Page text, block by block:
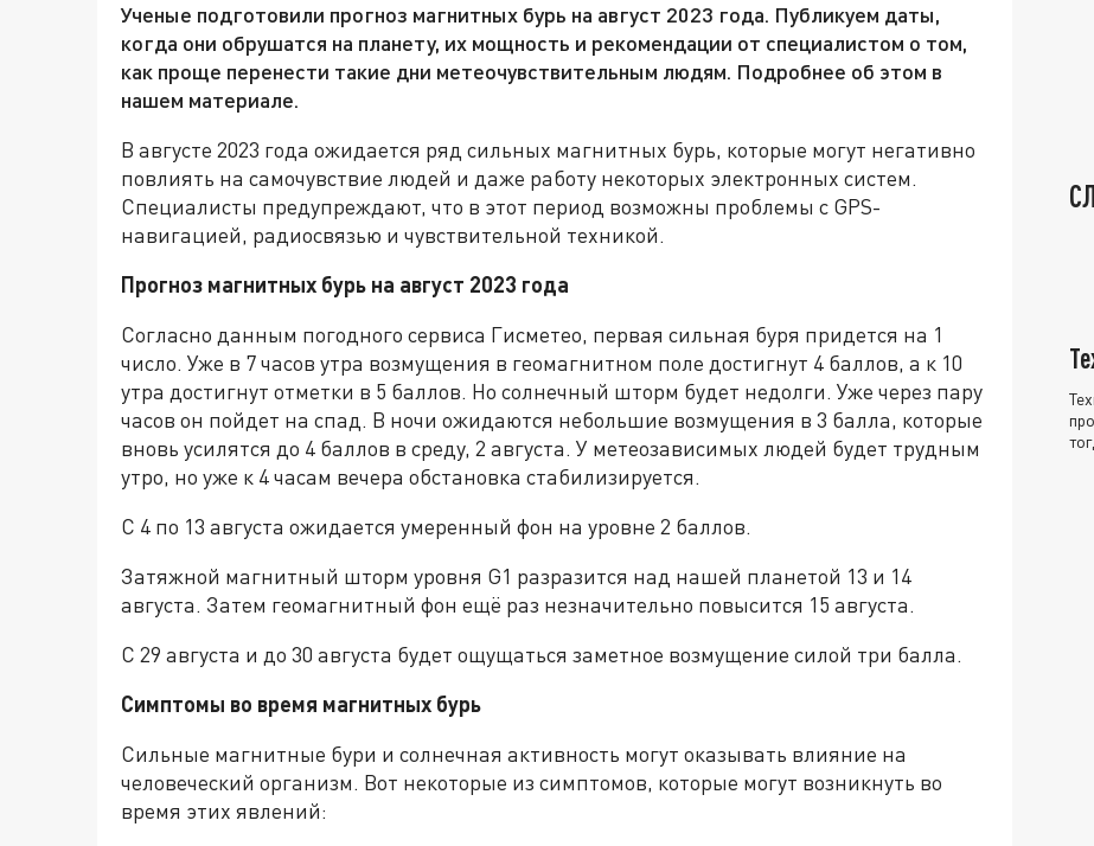
Ученые подготовили прогноз магнитных бурь на август 2023 года. Публикуем даты,
когда они обрушатся на планету, их мощность и рекомендации от специалистом о том,
как проще перенести такие дни метеочувствительным людям. Подробнее об этом в
нашем материале.
В августе 2023 года ожидается ряд сильных магнитных бурь, которые могут негативно
повлиять на самочувствие людей и даже работу некоторых электронных систем.
Специалисты предупреждают, что в этот период возможны проблемы с GPS-
навигацией, радиосвязью и чувствительной техникой.
Прогноз магнитных бурь на август 2023 года
Согласно данным погодного сервиса Гисметео, первая сильная буря придется на 1
число. Уже в 7 часов утра возмущения в геомагнитном поле достигнут 4 баллов, а к 10
утра достигнут отметки в 5 баллов. Но солнечный шторм будет недолги. Уже через пару
часов он пойдет на спад. В ночи ожидаются небольшие возмущения в 3 балла, которые
вновь усилятся до 4 баллов в среду, 2 августа. У метеозависимых людей будет трудным
утро, но уже к 4 часам вечера обстановка стабилизируется.
С 4 по 13 августа ожидается умеренный фон на уровне 2 баллов.
Затяжной магнитный шторм уровня G1 разразится над нашей планетой 13 и 14
августа. Затем геомагнитный фон ещё раз незначительно повысится 15 августа.
С 29 августа и до 30 августа будет ощущаться заметное возмущение силой три балла.
Симптомы во время магнитных бурь
Сильные магнитные бури и солнечная активность могут оказывать влияние на
человеческий организм. Вот некоторые из симптомов, которые могут возникнуть во
время этих явлений: